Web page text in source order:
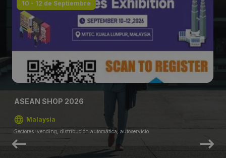
10 - 12 de Septiembre
ASEAN SHOP 2026
Malaysia
Sectores: vending, distribución automática, autoservicio